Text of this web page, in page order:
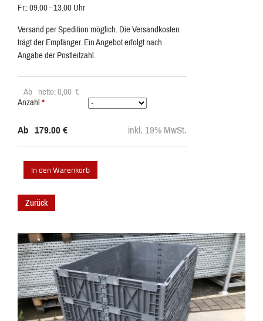
Fr.: 09.00 - 13.00 Uhr
Versand per Spedition möglich. Die Versandkosten
trägt der Empfänger. Ein Angebot erfolgt nach
Angabe der Postleitzahl.
netto: 0,00
Ab
€
Anzahl *
Ab 179.00 € inkl. 19% MwSt.
Zurück